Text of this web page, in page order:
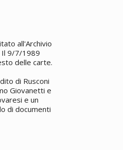
all'Archivio
Il 9/7/1989
delle carte.
di Rusconi
Giovanetti e
e un
di documenti